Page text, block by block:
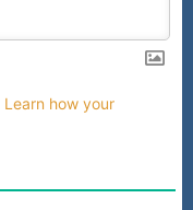
Learn how your